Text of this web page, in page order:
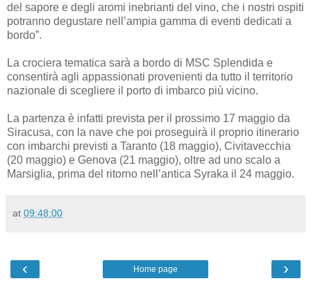
del sapore e degli aromi inebrianti del vino, che i nostri ospiti
potranno degustare nell’ampia gamma di eventi dedicati a
bordo”.
La crociera tematica sarà a bordo di MSC Splendida e
consentirà agli appassionati provenienti da tutto il territorio
nazionale di scegliere il porto di imbarco più vicino.
La partenza è infatti prevista per il prossimo 17 maggio da
Siracusa, con la nave che poi proseguirà il proprio itinerario
con imbarchi previsti a Taranto (18 maggio), Civitavecchia
(20 maggio) e Genova (21 maggio), oltre ad uno scalo a
Marsiglia, prima del ritorno nell’antica Syraka il 24 maggio.
at 09:48:00
‹ ›
Home page